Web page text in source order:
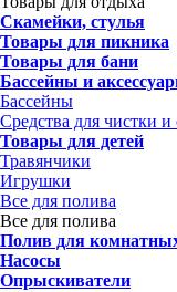
Скамейки, стулья
Товары для пикника
Товары для бани
Бассейны и
Бассейны
Средства для чистки
Товары для детей
Травянчики
Игрушки
Все для полива
Все для полива
Полив для
Насосы
Опрыскиватели